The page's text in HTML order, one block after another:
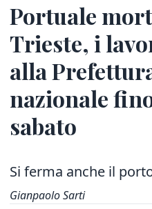
Portuale
Trieste, i
alla
nazionale
sabato
Si ferma anche il
Gianpaolo Sarti